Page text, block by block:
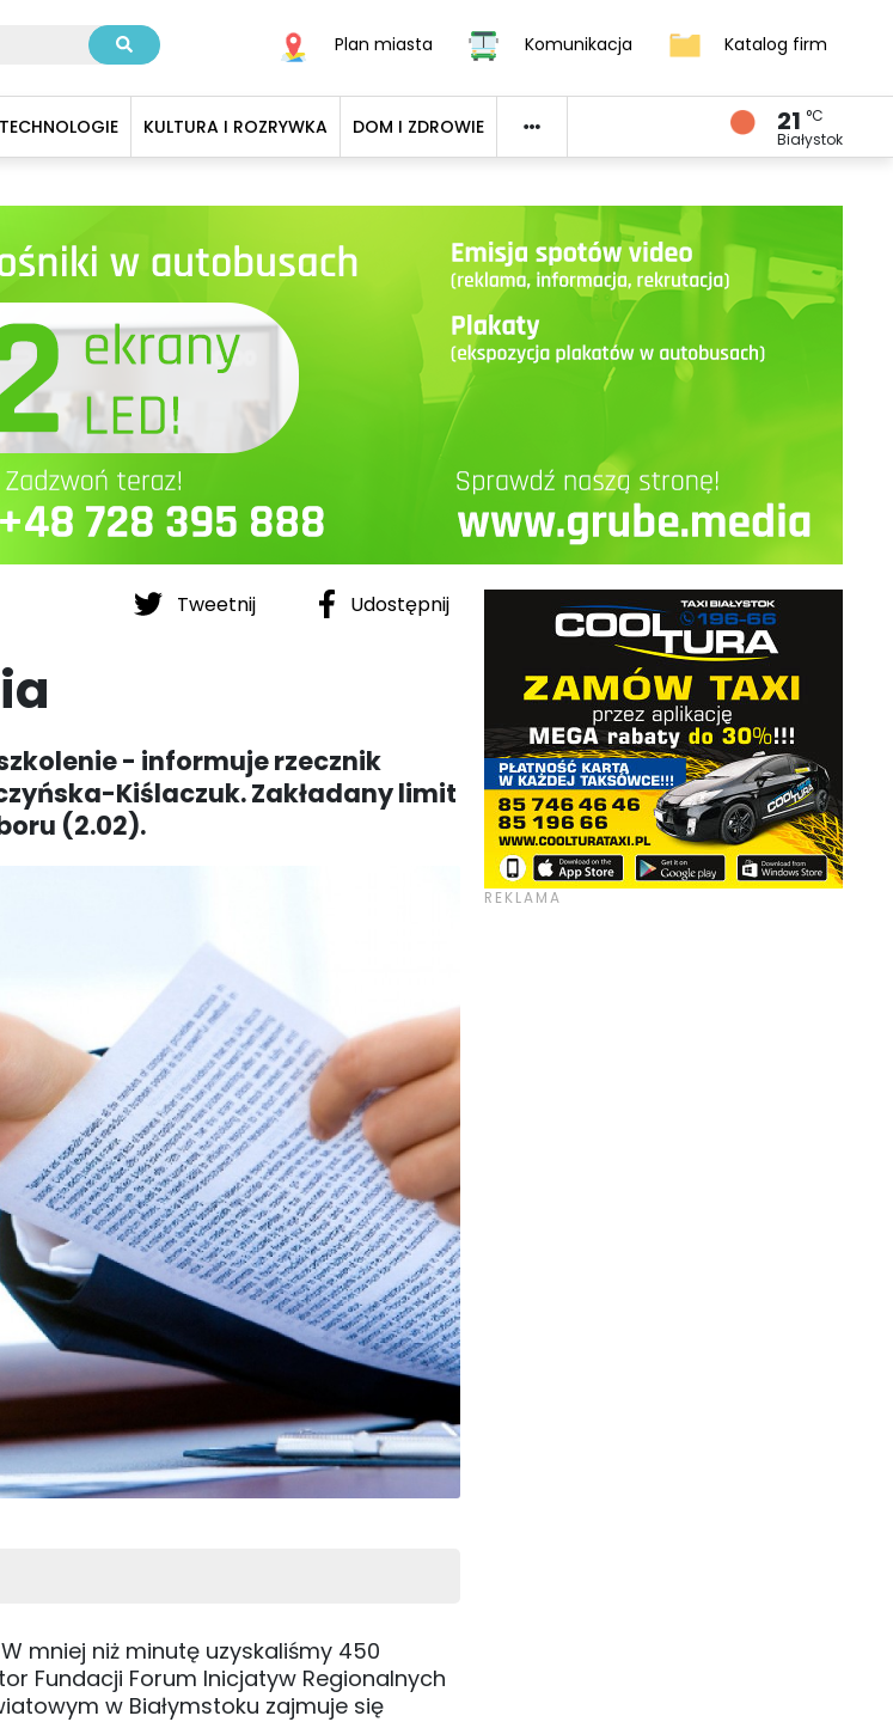
Plan miasta Komunikacja Katalog firm
KULTURA I ROZRYWKA DOM I ZDROWIE 21 °C
Białystok
Tweetnij Udostępnij
- informuje rzecznik
Kiślaczuk. Zakładany limit
(2.02).
mniej niż minutę uzyskaliśmy 450
Fundacji Forum Inicjatyw Regionalnych
w Białymstoku zajmuje się